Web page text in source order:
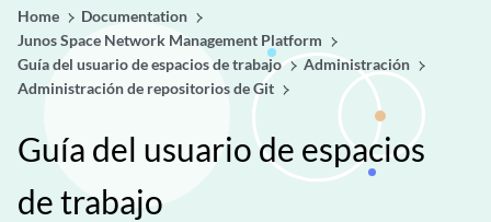
Home
Documentation
Junos Space Network Management Platform
Guía del usuario de espacios de trabajo
Administración
Administración de repositorios de Git
Guía del usuario de espacios
de trabajo